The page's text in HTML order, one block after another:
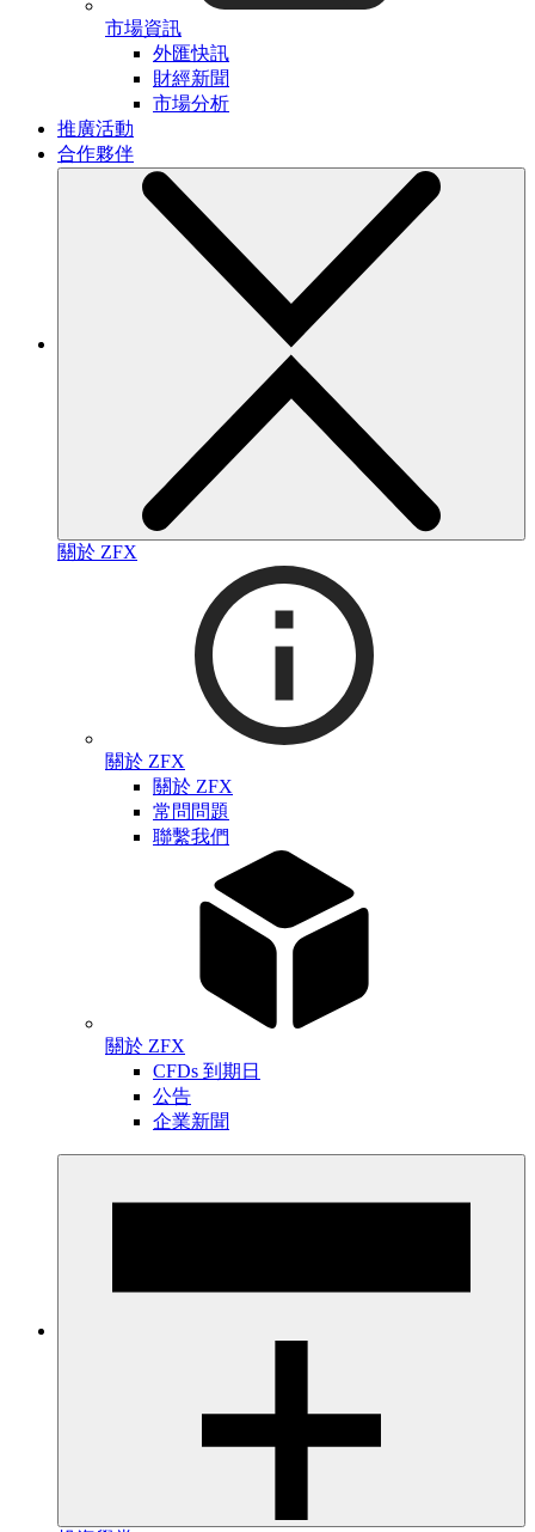
市場資訊
外匯快訊
財經新聞
市場分析
推廣活動
合作夥伴
關於 ZFX
關於 ZFX
關於 ZFX
常問問題
聯繫我們
關於 ZFX
CFDs 到期日
公告
企業新聞